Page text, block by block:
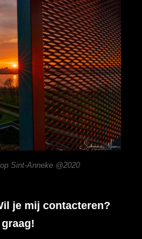
Sint-Anneke @2020
je mij contacteren?